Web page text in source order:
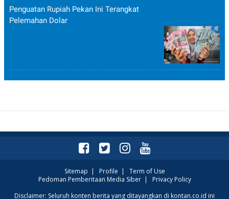
Penguatan Rupiah Pekan Ini Terangkat
Pelemahan Dolar
Sitemap | Profile | Term of Use
Pedoman Pemberitaan Media Siber| Privacy Policy
Disclaimer: Seluruh konten berita yang ditayangkan di kontan.co.id ini